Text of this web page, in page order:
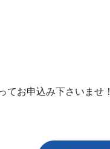
てお申込み下さいませ！